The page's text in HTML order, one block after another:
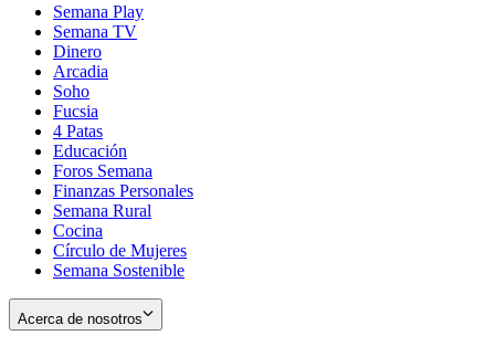
Semana Play
Semana TV
Dinero
Arcadia
Soho
in
new
window
Fucsia
in
new
window
4 Patas
Educación
Foros Semana
Finanzas Personales
Semana Rural
Cocina
Círculo de Mujeres
Semana Sostenible
Acerca de nosotros